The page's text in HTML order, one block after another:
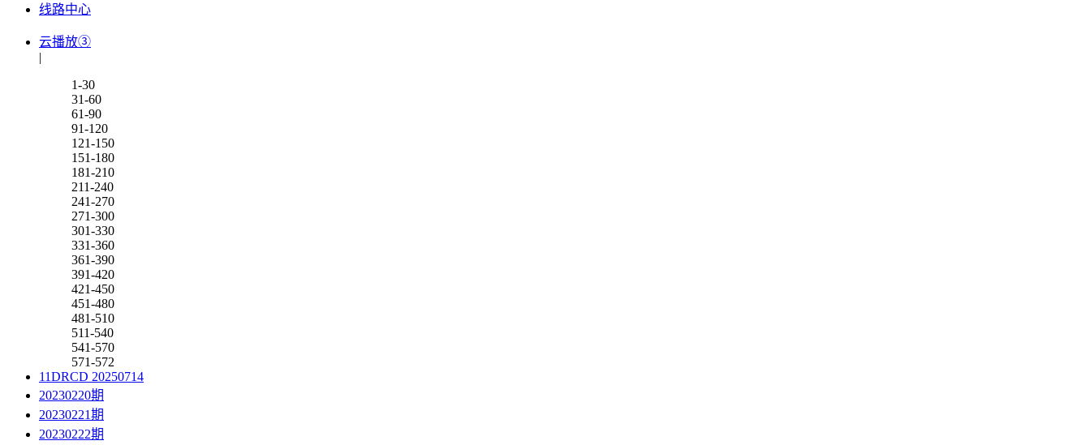
线路中心
云播放③
|
1-30
31-60
61-90
91-120
121-150
151-180
181-210
211-240
241-270
271-300
301-330
331-360
361-390
391-420
421-450
451-480
481-510
511-540
541-570
571-572
11DRCD 20250714
20230220期
20230221期
20230222期